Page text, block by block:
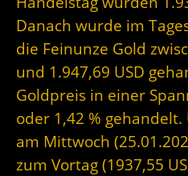
Danach wurde im
die Feinunze Gold
und 1.947,69 USD
Goldpreis in einer
oder 1,42 %
am Mittwoch
zum Vortag (1937,55